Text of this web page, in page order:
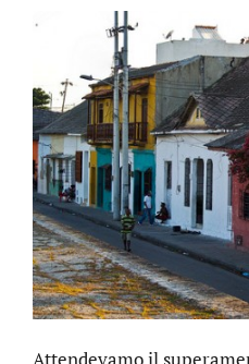
Attendevamo il